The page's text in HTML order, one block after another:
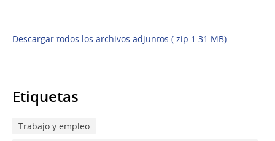
Descargar todos los archivos adjuntos (.zip 1.31 MB)
Etiquetas
Trabajo y empleo